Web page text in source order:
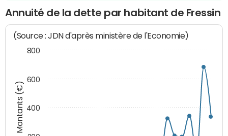
Annuité de la dette par habitant de Fressin
Montants (€)
(Source : JDN d'après ministère de l'Economie)
400
600
800